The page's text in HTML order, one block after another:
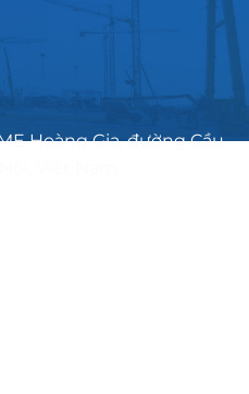
Hoàng Gia, đường Cầu